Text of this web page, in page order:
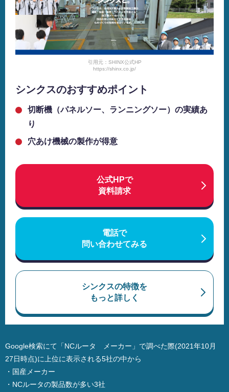
引用元：SHINX公式HP
https://shinx.co.jp/
シンクスのおすすめポイント
切断機（パネルソー、ランニングソー）の実績あ
り
穴あけ機械の製作が得意
公式HPで
資料請求
電話で
問い合わせてみる
シンクスの特徴を
もっと詳しく
Google検索にて「NCルータ メーカー」で調べた際(2021年10月
27日時点)に上位に表示される5社の中から
・国産メーカー
・NCルータの製品数が多い3社